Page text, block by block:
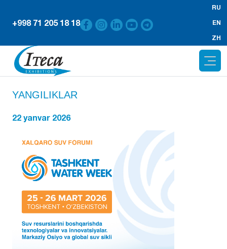
+998 71 205 18 18
RU
EN
ZH
YANGILIKLAR
22 yanvar 2026